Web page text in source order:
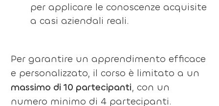
per applicare le conoscenze acquisite
a casi aziendali reali.
Per garantire un apprendimento efficace
e personalizzato, il corso è limitato a un
massimo di 10 partecipanti, con un
numero minimo di 4 partecipanti.